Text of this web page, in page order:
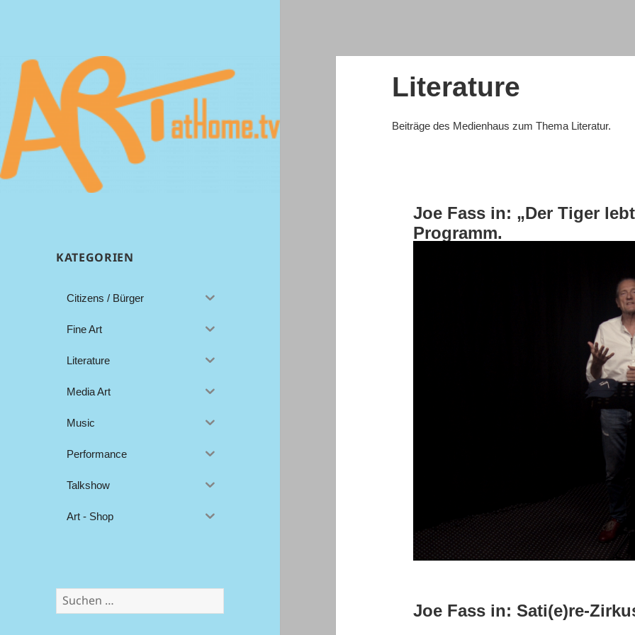
KATEGORIEN
Citizens / Bürger
Fine Art
Literature
Media Art
Music
Performance
Talkshow
Art - Shop
Suchen
nach:
Literature
Beiträge des Medienhaus zum Thema Literatur.
Joe Fass in: „Der Tiger
Programm.
Joe Fass in: Sati(e)re-